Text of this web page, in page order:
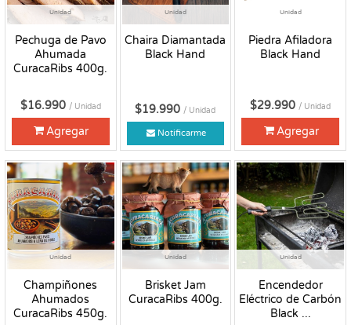
Unidad
Pechuga de Pavo
Ahumada
CuracaRibs 400g.
$16.990 / Unidad
Agregar
Unidad
Chaira Diamantada
Black Hand
$19.990 / Unidad
Notificarme
Unidad
Piedra Afiladora
Black Hand
$29.990 / Unidad
Agregar
Unidad
Champiñones
Ahumados
CuracaRibs 450g.
Unidad
Brisket Jam
CuracaRibs 400g.
Unidad
Encendedor
Eléctrico de Carbón
Black ...